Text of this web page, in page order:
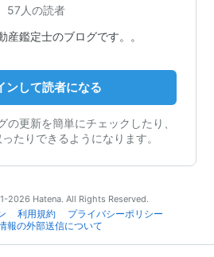
57人の読者
産鑑定士のブログです。。
ンして読者になる
の更新を簡単にチェックしたり、
たりできるようになります。
2026 Hatena. All Rights Reserved.
利用規約
プライバシーポリシー
報の外部送信について